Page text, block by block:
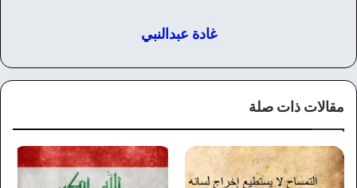
غادة عبدالنبي
مقالات ذات صلة